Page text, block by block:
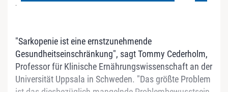
-
"Sarkopenie ist eine ernstzunehmende
Gesundheitseinschränkung", sagt Tommy Cederholm,
Professor für Klinische Ernährungswissenschaft an der
Universität Uppsala in Schweden. "Das größte Problem